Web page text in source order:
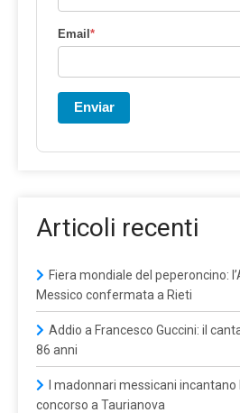
Email*
Enviar
Articoli recenti
Fiera mondiale del peperoncino:
Messico confermata a Rieti
Addio a Francesco Guccini: il
86 anni
I madonnari messicani incantano
concorso a Taurianova